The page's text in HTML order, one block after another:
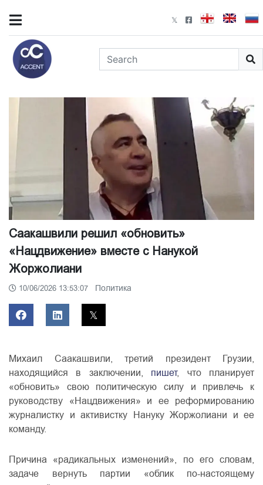
Саакашвили решил «обновить»
«Нацдвижение» вместе с Нанукой
Жоржолиани
10/06/2026 13:53:07 Политика
Михаил Саакашвили, третий президент Грузии,
находящийся в заключении, пишет, что планирует
«обновить» свою политическую силу и привлечь к
руководству «Нацдвижения» и ее реформированию
журналистку и активистку Нануку Жоржолиани и ее
команду.
Причина «радикальных изменений», по его словам,
задаче вернуть партии «облик по-настоящему